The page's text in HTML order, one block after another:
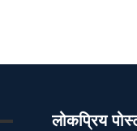
लोकप्रिय